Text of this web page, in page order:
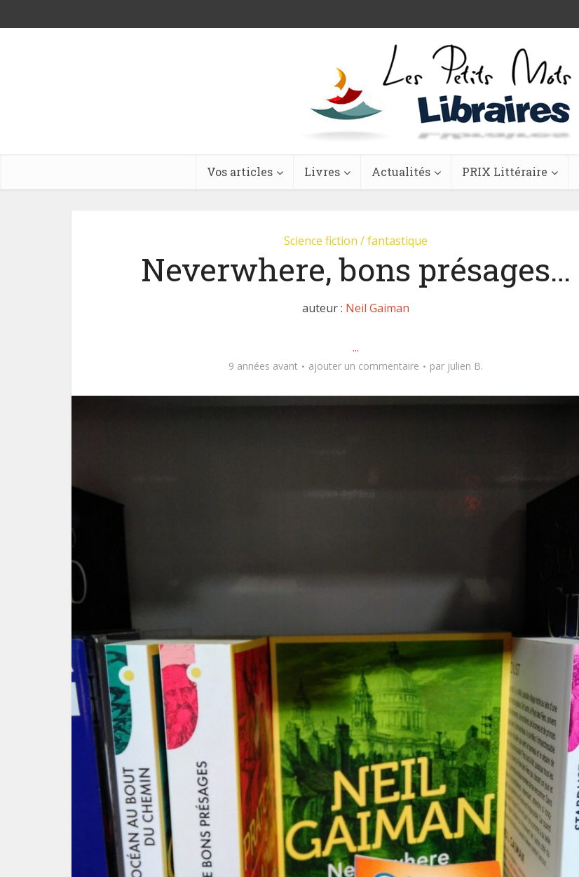
Vos articles Livres Actualités PRIX Littéraire
Science fiction / fantastique
Neverwhere, bons présages…
auteur : Neil Gaiman
...
9 années avant ajouter un commentaire par julien B.